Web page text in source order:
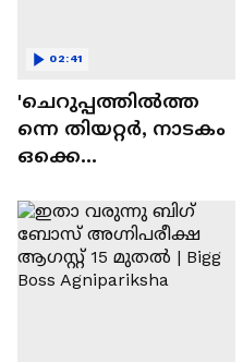
'ചെറുപ്പത്തിൽത്ത
ന്നെ തിയറ്റർ, നാടകം
ഒക്കെ
ചെയ്യാനുള്ള
ആത്മവിശ്വാസമുണ്ടാ
യിരുന്നില്ല'
02:41